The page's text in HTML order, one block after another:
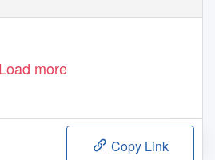
Load more
Copy Link